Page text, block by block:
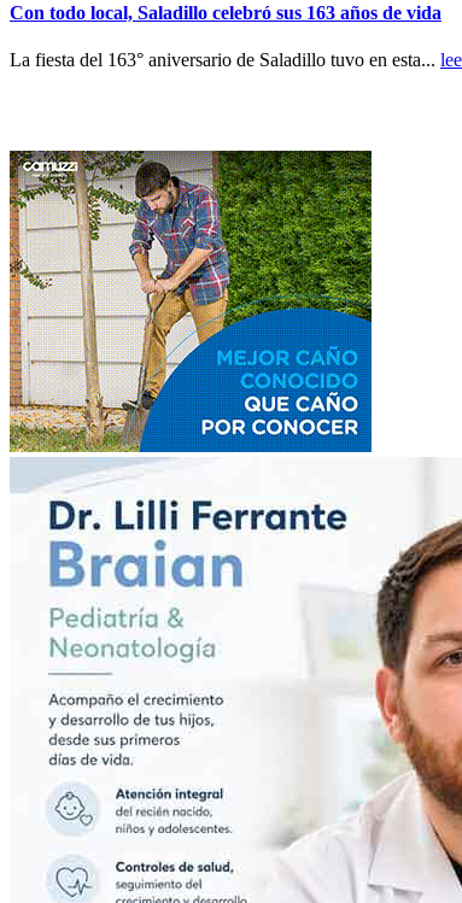
Con todo local, Saladillo celebró sus 163 años de vida
La fiesta del 163° aniversario de Saladillo tuvo en esta...